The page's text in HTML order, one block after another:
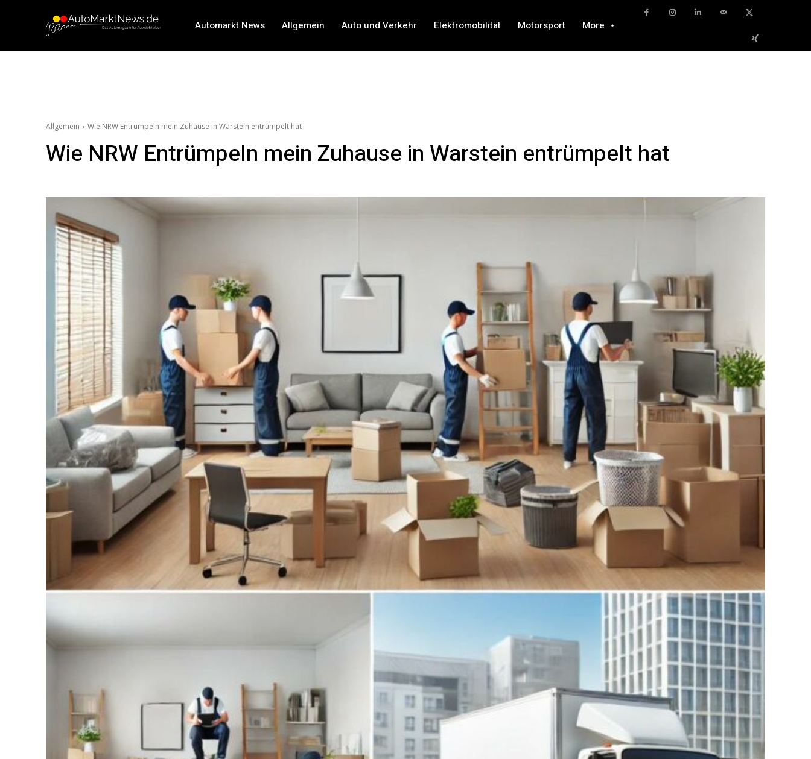
Automarkt News Allgemein Auto und Verkehr Elektromobilität Motorsport More
Allgemein Wie NRW Entrümpeln mein Zuhause in Warstein entrümpelt hat
Wie NRW Entrümpeln mein Zuhause in Warstein entrümpelt hat